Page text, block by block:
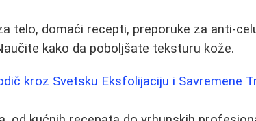
telo, domaći recepti, preporuke za anti-
kako da poboljšate teksturu kože.
kroz Svetsku Eksfolijaciju i Savremene